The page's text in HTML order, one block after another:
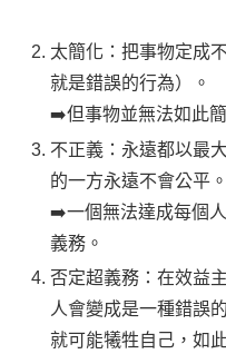
太簡化：把事物定成
就是錯誤的行為）。
➡️但事物並無法如此
不正義：永遠都以最
的一方永遠不會公平。
➡️一個無法達成每個
義務。
否定超義務：在效益
人會變成是一種錯誤
就可能犧牲自己，如